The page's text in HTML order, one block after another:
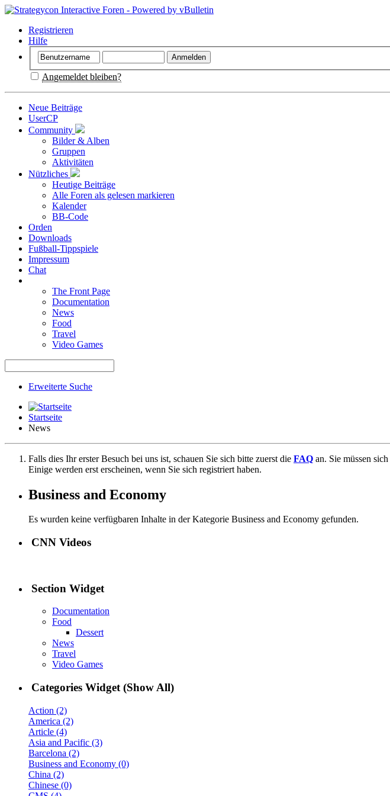
Registrieren
Hilfe
Angemeldet bleiben?
Neue Beiträge
UserCP
Community
Bilder & Alben
Gruppen
Aktivitäten
Nützliches
Heutige Beiträge
Alle Foren als gelesen markieren
Kalender
BB-Code
Orden
Downloads
Fußball-Tippspiele
Impressum
Chat
The Front Page
Documentation
News
Food
Travel
Video Games
Erweiterte Suche
Startseite
News
Falls dies Ihr erster Besuch bei uns ist, schauen Sie sich bitte zuerst die FAQ an. Sie müssen sich
Einige werden erst erscheinen, wenn Sie sich registriert haben.
Business and Economy
Es wurden keine verfügbaren Inhalte in der Kategorie Business and Economy gefunden.
CNN Videos
Section Widget
Documentation
Food
Dessert
News
Travel
Video Games
Categories Widget (Show All)
Action (2)
America (2)
Article (4)
Asia and Pacific (3)
Barcelona (2)
Business and Economy (0)
China (2)
Chinese (0)